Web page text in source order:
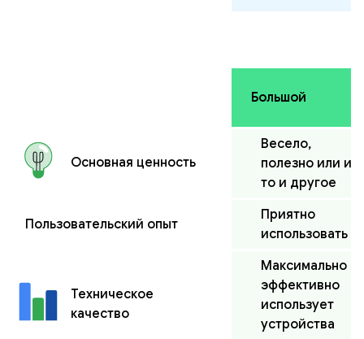
Большой
Основная ценность
Весело,
полезно или и
то и другое
Пользовательский опыт
Приятно
использовать
Техническое
качество
Максимально
эффективно
использует
устройства